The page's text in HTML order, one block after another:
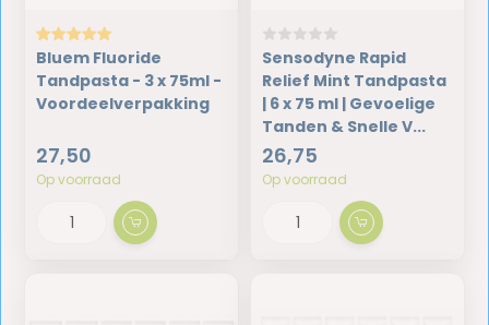
Bluem Fluoride
Tandpasta - 3 x 75ml -
Voordeelverpakking
27,50
Op voorraad
Sensodyne Rapid
Relief Mint Tandpasta
| 6 x 75 ml | Gevoelige
Tanden & Snelle V...
26,75
Op voorraad